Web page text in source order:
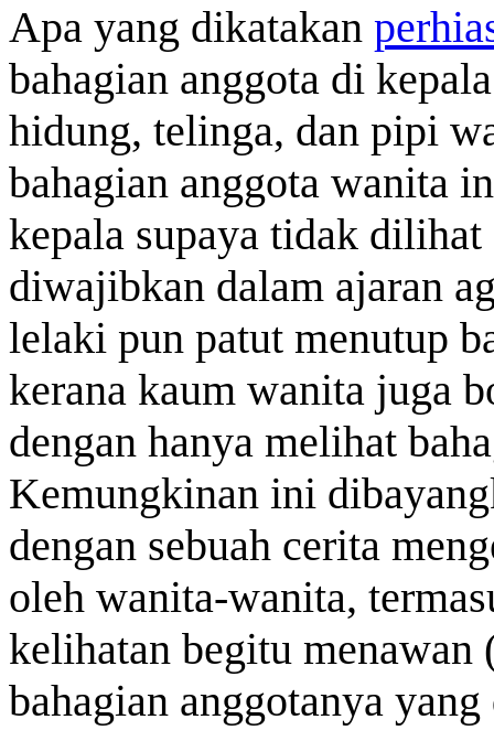
Apa yang dikatakan
bahagian anggota di
hidung, telinga, dan pipi
bahagian anggota wanita
kepala supaya tidak
diwajibkan dalam ajaran
lelaki pun patut menutup
kerana kaum wanita juga
dengan hanya melihat
Kemungkinan ini
dengan sebuah cerita
oleh wanita-wanita,
kelihatan begitu menawan
bahagian anggotanya